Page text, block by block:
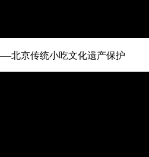
北京传统小吃文化遗产保护